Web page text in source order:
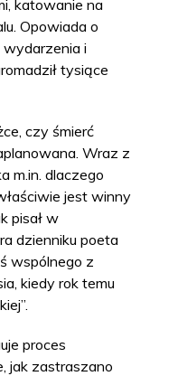
katowanie na
Opowiada o
wydarzenia i
tysiące
czy śmierć
Wraz z
m.in. dlaczego
jest winny
pisał w
dzienniku poeta
wspólnego z
kiedy rok temu
proces
jak zastraszano